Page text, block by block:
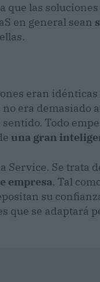
las
en general sean
eran
era demasiado
Todo
una gran
Service. Se trata
empresa. Tal
su
que se adaptará